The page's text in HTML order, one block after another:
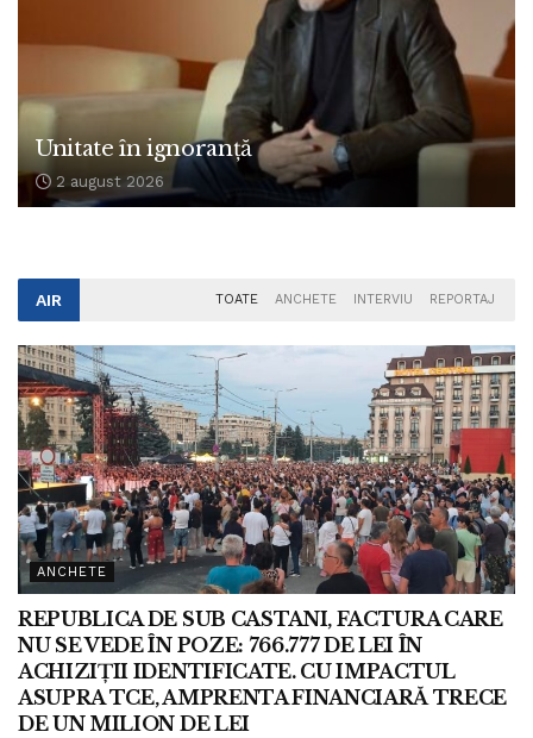
Unitate în ignoranță
2 august 2026
AIR TOATE ANCHETE INTERVIU REPORTAJ
ANCHETE
REPUBLICA DE SUB CASTANI, FACTURA CARE
NU SE VEDE ÎN POZE: 766.777 DE LEI ÎN
ACHIZIȚII IDENTIFICATE. CU IMPACTUL
ASUPRA TCE, AMPRENTA FINANCIARĂ TRECE
DE UN MILION DE LEI